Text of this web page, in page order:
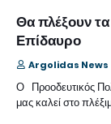
Θα πλέξουν
Επίδαυρο
Argolidas News
Ο Προοδευτικός
μας καλεί στο